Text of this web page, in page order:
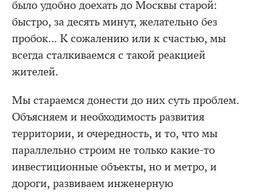
было удобно доехать до Москвы старой:
быстро, за десять минут, желательно без
пробок... К сожалению или к счастью, мы
всегда сталкиваемся с такой реакцией
жителей.
Мы стараемся донести до них суть проблем.
Объясняем и необходимость развития
территории, и очередность, и то, что мы
параллельно строим не только какие-то
инвестиционные объекты, но и метро, и
дороги, развиваем инженерную